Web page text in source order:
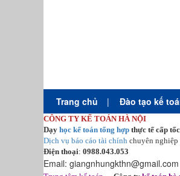
Trang chủ | Đào tạo kế
CÔNG TY KẾ TOÁN HÀ NỘI
Dạy học kế toán tổng hợp thực tế cấp
Dịch vụ báo cáo tài chính chuyên
Điện thoại: 0988.043.053
Email: giangnhungkthn@gmail.com